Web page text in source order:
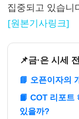
집중되고 있습니
[원본기사링크]
📌금·은 시세
📘 오픈이자의
📙 COT 리포트
있을까?